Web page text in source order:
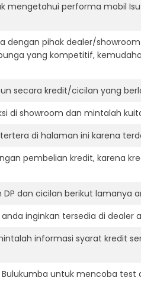
mengetahui performa mobil
pihak dealer/
yang kompetitif,
secara kredit/cicilan yang
di showroom dan mintalah
di halaman ini karena
pembelian kredit, karena
dan cicilan berikut lamanya
inginkan tersedia di dealer
informasi syarat kredit
untuk mencoba